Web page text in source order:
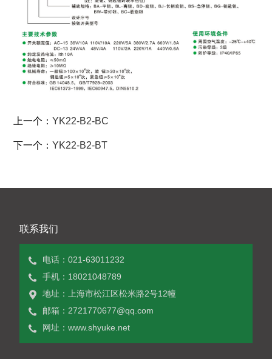
YK22-B2-BA
YK22-B2-BL 圆圈
上一个：YK22-B2-BC
下一个：YK22-B2-BT
联系我们
电话：021-63011232
手机：18021048789
地址：上海市松江区松米路2号12幢
邮箱：2721770677@qq.com
网址：www.shyuke.net